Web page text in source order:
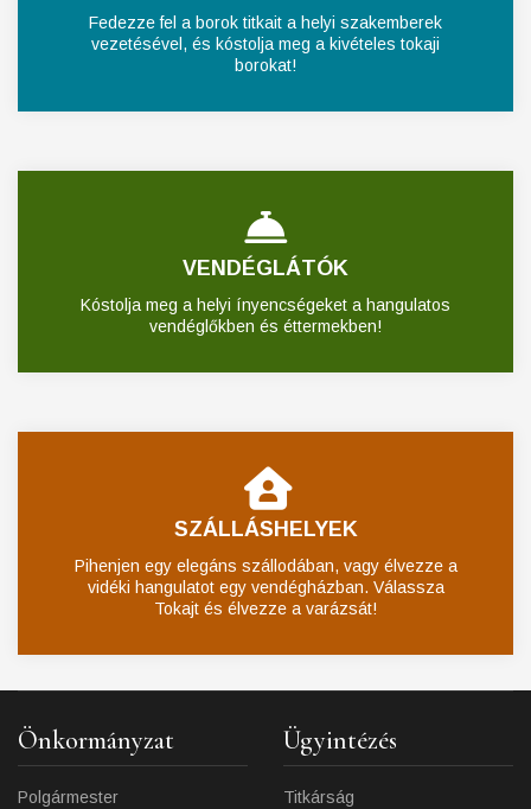
Fedezze fel a borok titkait a helyi szakemberek
vezetésével, és kóstolja meg a kivételes tokaji
borokat!
VENDÉGLÁTÓK
Kóstolja meg a helyi ínyencségeket a hangulatos
vendéglőkben és éttermekben!
SZÁLLÁSHELYEK
Pihenjen egy elegáns szállodában, vagy élvezze a
vidéki hangulatot egy vendégházban. Válassza
Tokajt és élvezze a varázsát!
Önkormányzat
Polgármester
Ügyintézés
Titkárság